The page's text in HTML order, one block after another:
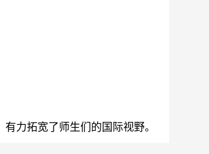
有力拓宽了师生们的国际视野。